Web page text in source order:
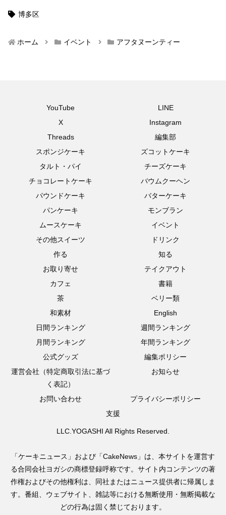
博多区
ホーム イベント アフタヌーンティー
YouTube
LINE
X
Instagram
Threads
編集部
スポンジケーキ
ズコットケーキ
タルト・パイ
チーズケーキ
チョコレートケーキ
バウムクーヘン
パウンドケーキ
バターケーキ
パンケーキ
モンブラン
ムースケーキ
イベント
その他スイーツ
ドリンク
作る
知る
お取り寄せ
テイクアウト
カフェ
書籍
茶
ベリー類
和素材
English
日間ランキング
週間ランキング
月間ランキング
年間ランキング
公式グッズ
編集ポリシー
運営会社（特定商取引法に基づ
く表記）
お知らせ
お問い合わせ
プライバシーポリシー
支援
LLC.YOGASHI All Rights Reserved.
「ケーキニュース」および「CakeNews」は、本サイトを運営す
る合同会社ヨガシの商標登録呼称です。サイト内コンテンツの著
作権およびその他権利は、同社またはニュース提供者に帰属しま
す。番組、ウェブサイト、雑誌等における無断使用・無断掲載な
どの行為は固く禁じております。